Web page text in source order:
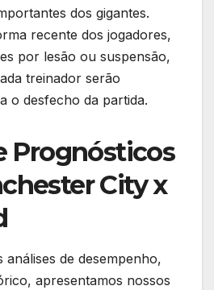
dos gigantes.
recente dos jogadores,
por lesão ou suspensão,
treinador serão
o desfecho da partida.
Prognósticos
City x
análises de desempenho,
apresentamos nossos